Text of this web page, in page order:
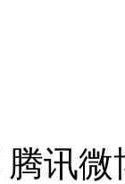
腾讯微